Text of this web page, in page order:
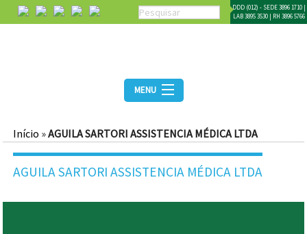
DDD (012) - SEDE 3896 1710 |
LAB 3895 3530 | RH 3896 5766
MENU
Início »AGUILA SARTORI ASSISTENCIA MÉDICA LTDA
AGUILA SARTORI ASSISTENCIA MÉDICA LTDA